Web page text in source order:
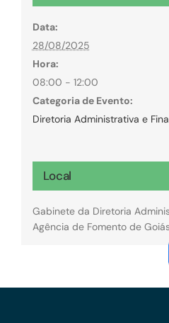
Data:
28/08/2025
Hora:
08:00 - 12:00
Categoria de Evento:
Diretoria Administrativa e
Local
Gabinete da Diretoria
Agência de Fomento de